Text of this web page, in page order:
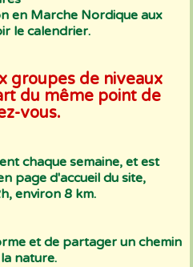
en Marche Nordique aux
le calendrier.
groupes de niveaux
du même point de
vous.
chaque semaine, et est
page d'accueil du site,
environ 8 km.
et de partager un chemin
nature.